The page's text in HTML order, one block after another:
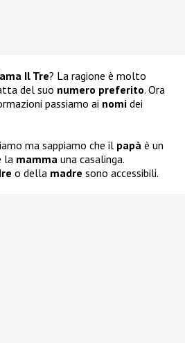
Il Tre? La ragione è molto
del suo numero preferito. Ora
passiamo ai nomi dei
ma sappiamo che il papà è un
la mamma una casalinga.
o della madre sono accessibili.